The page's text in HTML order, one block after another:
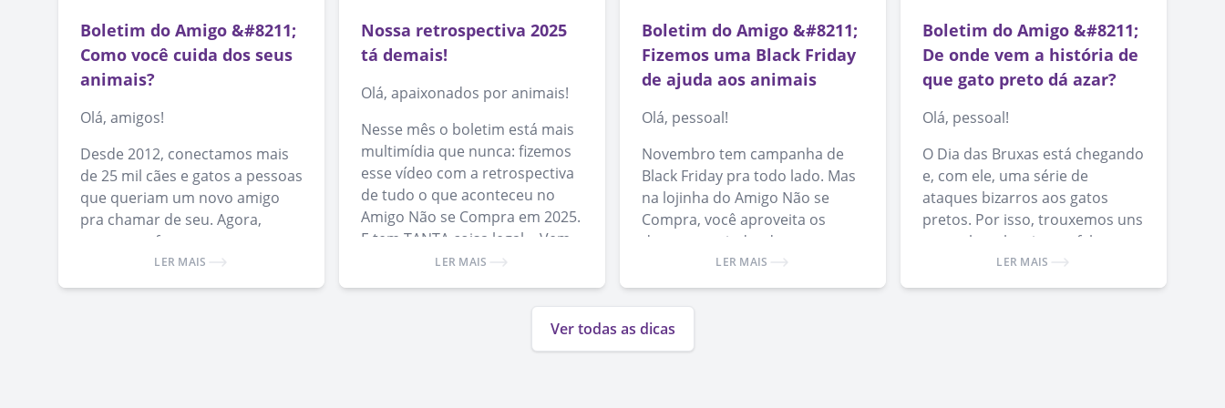
Boletim do Amigo &#8211;
Como você cuida dos seus
animais?
Olá, amigos!
Desde 2012, conectamos mais
de 25 mil cães e gatos a pessoas
que queriam um novo amigo
pra chamar de seu. Agora,
queremos fazer pontes para
melhorar a saúde e qualidade
de vida dos animais que já
LER MAIS
Nossa retrospectiva 2025
tá demais!
Olá, apaixonados por animais!
Nesse mês o boletim está mais
multimídia que nunca: fizemos
esse vídeo com a retrospectiva
de tudo o que aconteceu no
Amigo Não se Compra em 2025.
E tem TANTA coisa legal… Vem
ver, é só dar o play!
LER MAIS
Boletim do Amigo &#8211;
Fizemos uma Black Friday
de ajuda aos animais
Olá, pessoal!
Novembro tem campanha de
Black Friday pra todo lado. Mas
na lojinha do Amigo Não se
Compra, você aproveita os
descontos ajudando a
bicharada. Além disso, ao
presentear com nossos
produtos, você ajuda a espalhar
a causa da adoção de animais.
🙂
LER MAIS
Boletim do Amigo &#8211;
De onde vem a história de
que gato preto dá azar?
Olá, pessoal!
O Dia das Bruxas está chegando
e, com ele, uma série de
ataques bizarros aos gatos
pretos. Por isso, trouxemos uns
textos bem legais que falam
LER MAIS
Ver todas as dicas